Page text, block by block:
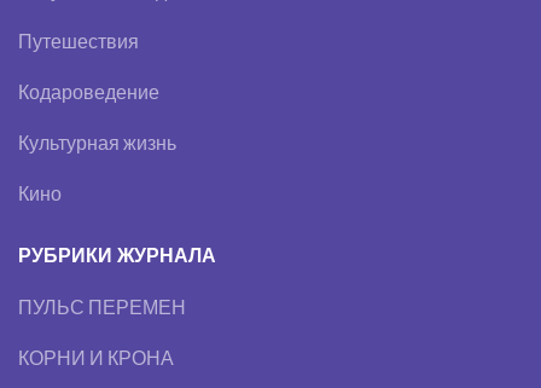
Путешествия
Кодароведение
Культурная жизнь
Кино
РУБРИКИ ЖУРНАЛА
ПУЛЬС ПЕРЕМЕН
КОРНИ И КРОНА